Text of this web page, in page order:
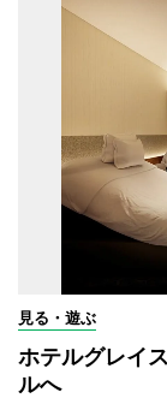
見る・遊ぶ
ホテルグレイ
ルへ